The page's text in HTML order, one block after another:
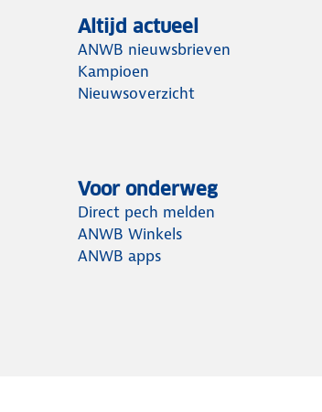
Altijd actueel
ANWB nieuwsbrieven
Kampioen
Nieuwsoverzicht
Voor onderweg
Direct pech melden
ANWB Winkels
ANWB apps